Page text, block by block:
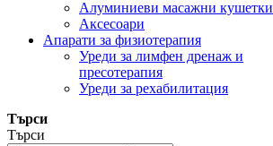
Алуминиеви масажни кушетки
Аксесоари
Апарати за физиотерапия
Уреди за лимфен дренаж и
пресотерапия
Уреди за рехабилитация
Търси
Търси